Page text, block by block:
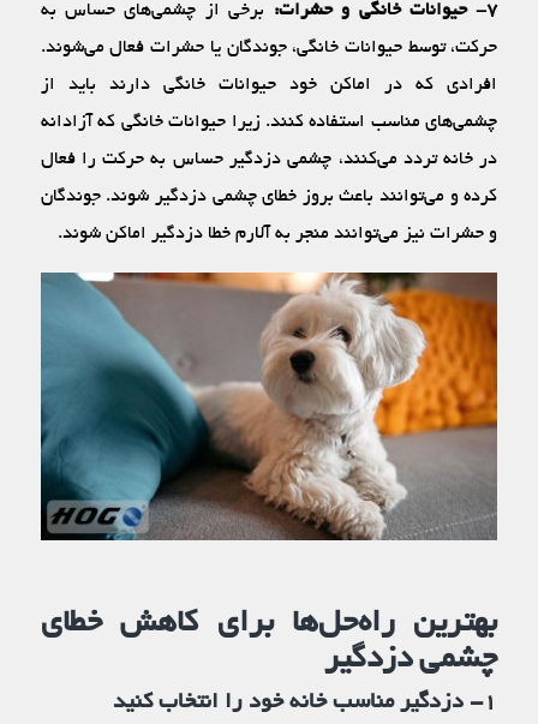
۷- حیوانات خانگی و حشرات:
برخی از چشمی‌های حساس به
حرکت، توسط حیوانات خانگی، جوندگان یا حشرات فعال می‌شوند.
افرادی که در اماکن خود حیوانات خانگی دارند باید از
چشمی‌های مناسب استفاده کنند. زیرا حیوانات خانگی که آزادانه
در خانه تردد می‌کنند، چشمی دزدگیر حساس به حرکت را فعال
کرده و می‌توانند باعث بروز خطای چشمی دزدگیر شوند. جوندگان
و حشرات نیز می‌توانند منجر به آلارم خطا دزدگیر اماکن شوند.
بهترین راه‌حل‌ها برای کاهش خطای
چشمی دزدگیر
۱- دزدگیر مناسب خانه خود را انتخاب کنید